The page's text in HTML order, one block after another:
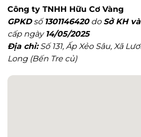
Chi
Ở
Đâu
Uy
Công ty TNHH Hữu Cơ Vàng
GPKDsố1301146420do Sở KH
cấp ngày 14/05/2025
Địa chỉ:Số 131, Ấp Xẻo Sâu, Xã
Long (Bến Tre củ)